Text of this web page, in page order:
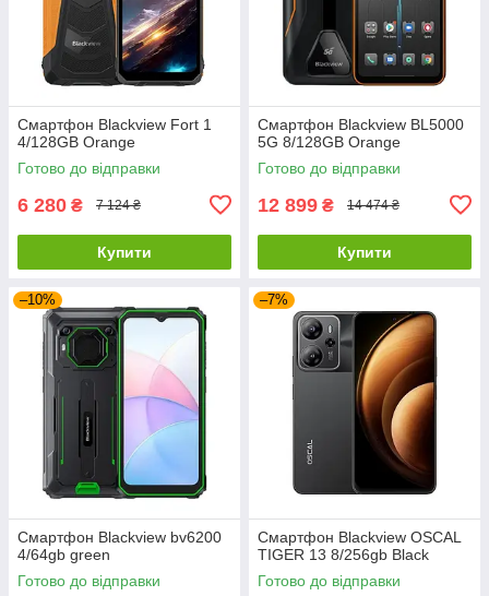
Смартфон Blackview Fort 1
4/128GB Orange
Готово до відправки
6 280 ₴ 7 124 ₴
Купити
Смартфон Blackview BL5000
5G 8/128GB Orange
Готово до відправки
12 899 ₴ 14 474 ₴
Купити
–10%
Смартфон Blackview bv6200
4/64gb green
Готово до відправки
–7%
Смартфон Blackview OSCAL
TIGER 13 8/256gb Black
Готово до відправки